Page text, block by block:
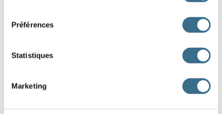
Préférences
Statistiques
Marketingde la mou